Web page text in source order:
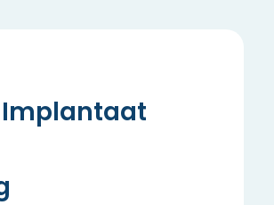
Implantaat